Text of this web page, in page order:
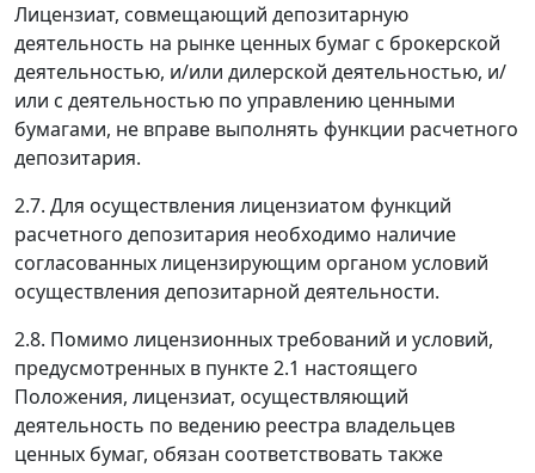
Лицензиат, совмещающий депозитарную
деятельность на рынке ценных бумаг с брокерской
деятельностью, и/или дилерской деятельностью, и/
или с деятельностью по управлению ценными
бумагами, не вправе выполнять функции расчетного
депозитария.
2.7. Для осуществления лицензиатом функций
расчетного депозитария необходимо наличие
согласованных лицензирующим органом условий
осуществления депозитарной деятельности.
2.8. Помимо лицензионных требований и условий,
предусмотренных в пункте 2.1 настоящего
Положения, лицензиат, осуществляющий
деятельность по ведению реестра владельцев
ценных бумаг, обязан соответствовать также